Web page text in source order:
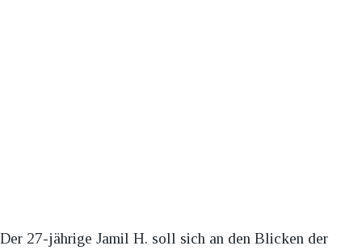
Der 27-jährige Jamil H. soll sich an den Blicken der